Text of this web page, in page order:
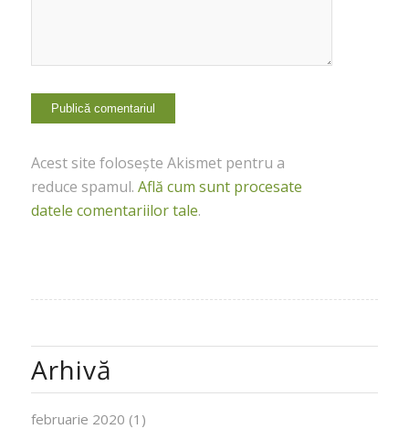
Acest site folosește Akismet pentru a
reduce spamul. Află cum sunt procesate
datele comentariilor tale.
Arhivă
februarie 2020 (1)